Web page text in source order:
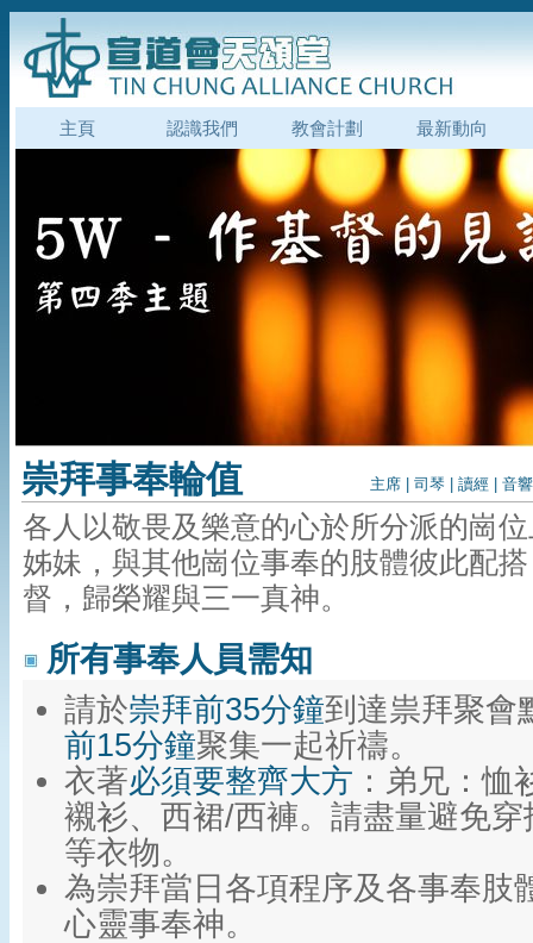
主頁 認識我們 教會計劃 最新動向
主席 司琴 讀經 音響
崇拜事奉輪值
各人以敬畏及樂意的心於所分派的崗
姊妹，與其他崗位事奉的肢體彼此配
督，歸榮耀與三一真神。
所有事奉人員需知
請於崇拜前35分鐘到達祟拜聚會
前15分鐘聚集一起祈禱。
衣著必須要整齊大方 ：弟兄：恤
襯衫、西裙/西褲。請盡量避免
等衣物。
為崇拜當日各項程序及各事奉肢
心靈事奉神。